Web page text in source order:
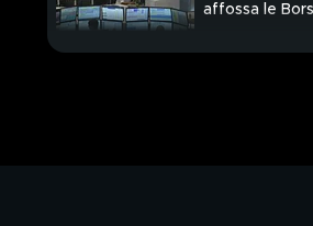
affossa le